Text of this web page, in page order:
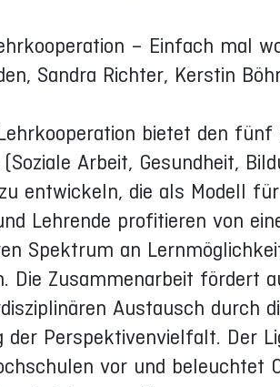
– Einfach mal
Sandra Richter, Kerstin
bietet den
Arbeit, Gesundheit,
entwickeln, die als Modell
Lehrende profitieren von
Spektrum an
Die Zusammenarbeit fördert
Austausch durch
der Perspektivenvielfalt. Der
vor und beleuchtet